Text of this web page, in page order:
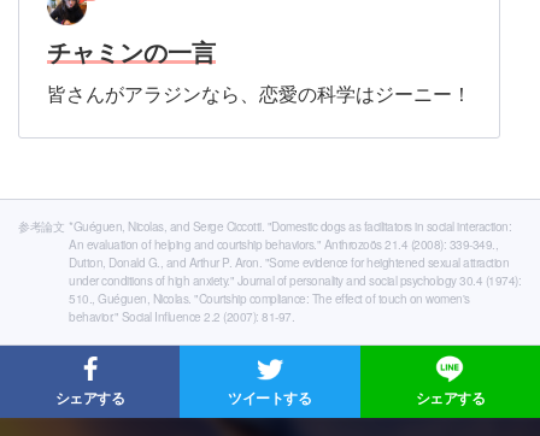
チャミンの一言
皆さんがアラジンなら、恋愛の科学はジーニー！
参考論文 *Guéguen, Nicolas, and Serge Ciccotti. "Domestic dogs as facilitators in social interaction:
An evaluation of helping and courtship behaviors." Anthrozoös 21.4 (2008): 339-349.,
Dutton, Donald G., and Arthur P. Aron. "Some evidence for heightened sexual attraction
under conditions of high anxiety." Journal of personality and social psychology 30.4 (1974):
510., Guéguen, Nicolas. "Courtship compliance: The effect of touch on women's
behavior." Social Influence 2.2 (2007): 81-97.
シェアする ツイートする シェアする